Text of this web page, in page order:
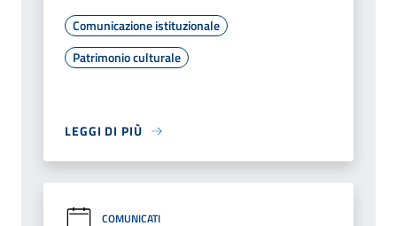
Comunicazione istituzionale
Patrimonio culturale
LEGGI DI PIÙ
COMUNICATI